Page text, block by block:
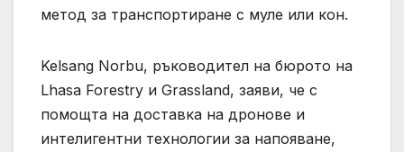
метод за транспортиране с муле или кон.
Kelsang Norbu, ръководител на бюрото на
Lhasa Forestry и Grassland, заяви, че с
помощта на доставка на дронове и
интелигентни технологии за напояване,